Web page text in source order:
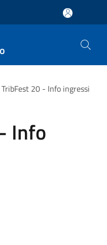
TribFest 20 - Info ingressi
Info